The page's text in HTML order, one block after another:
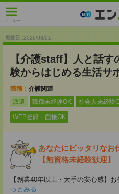
メニュー
掲載日 :2026/08/01
【介護staff】人と話
験からはじめる生活サ
職種： 介護関連
派遣
職種未経験OK 社会人未経験
WEB登録・面接OK
あなたにピッタリなお
【無資格未経験歓迎】
【創業40年以上・大手の安心感】
っとみる